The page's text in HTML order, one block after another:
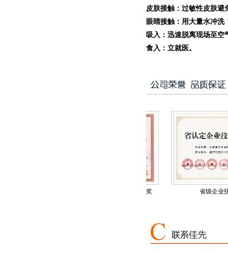
皮肤接触：过敏性皮肤避
眼睛接触：用大量水冲洗
吸入：迅速脱离现场至空
食入：立就医。
省级企业技术中心